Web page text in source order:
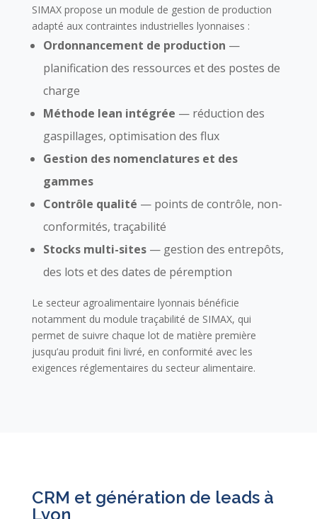
SIMAX propose un module de gestion de production
adapté aux contraintes industrielles lyonnaises :
Ordonnancement de production —
planification des ressources et des postes de
charge
Méthode lean intégrée — réduction des
gaspillages, optimisation des flux
Gestion des nomenclatures et des
gammes
Contrôle qualité — points de contrôle, non-
conformités, traçabilité
Stocks multi-sites— gestion des entrepôts,
des lots et des dates de péremption
Le secteur agroalimentaire lyonnais bénéficie
notamment du module traçabilité de SIMAX, qui
permet de suivre chaque lot de matière première
jusqu’au produit fini livré, en conformité avec les
exigences réglementaires du secteur alimentaire.
CRM et génération de leads à
Lyon